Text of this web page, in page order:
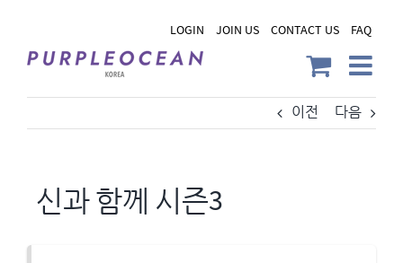
content
LOGIN JOIN US CONTACT US FAQ
이전 다음
신과 함께 시즌3